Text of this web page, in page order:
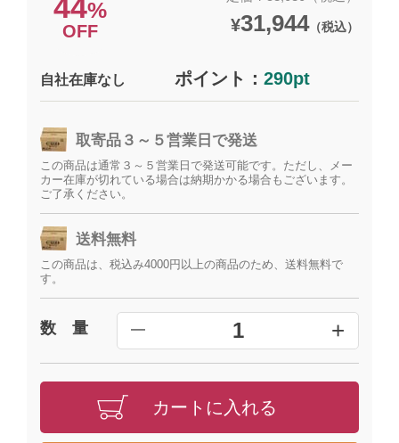
44%
OFF ¥31,944（税込）
自社在庫なし ポイント： 290pt
取寄品３～５営業日で発送
この商品は通常３～５営業日で発送可能です。ただし、メー
カー在庫が切れている場合は納期かかる場合もございます。
ご了承ください。
送料無料
この商品は、税込み4000円以上の商品のため、送料無料で
す。
数 量 ━ 1 +
カートに入れる